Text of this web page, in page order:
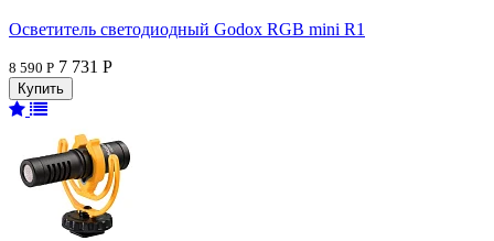
Осветитель светодиодный Godox RGB mini R1
8 590 Р 7 731 Р